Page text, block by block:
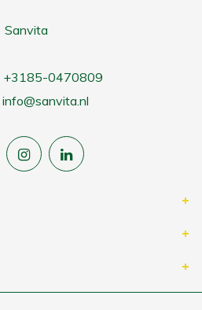
Sanvita
+3185-0470809
info@sanvita.nl